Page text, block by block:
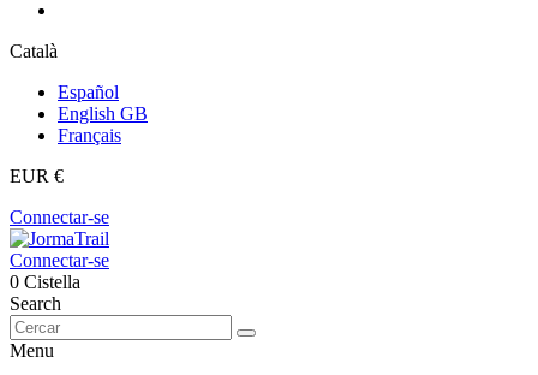
Català
Español
English GB
Français
EUR €
Connectar-se
Connectar-se
0 Cistella
Search
Menu